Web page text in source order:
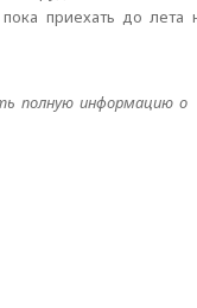
приехать до лета
полную информацию о